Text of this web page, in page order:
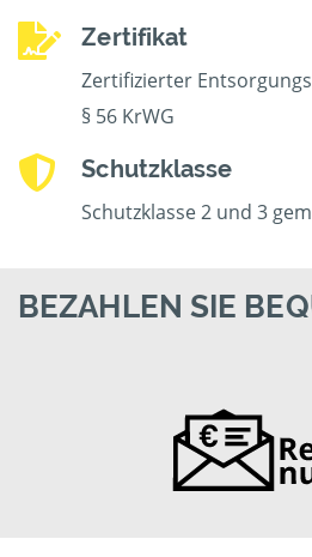
Zertifikat
Zertifizierter
§ 56 KrWG
Schutzklasse
Schutzklasse 2 und 3
BEZAHLEN SIE